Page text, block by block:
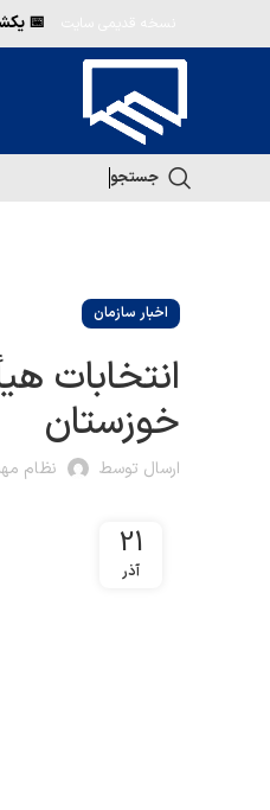
📅
جستجو
اخبار سازمان
انتخابات
خوزستان
ارسال توسط نظام
21
آذر